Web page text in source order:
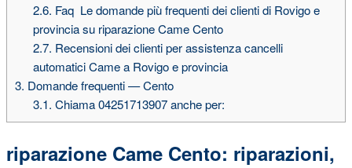
2.6. Faq  Le domande più frequenti dei clienti di Rovigo e
provincia su riparazione Came Cento
2.7. Recensioni dei clienti per assistenza cancelli
automatici Came a Rovigo e provincia
3. Domande frequenti — Cento
3.1. Chiama 04251713907 anche per:
riparazione Came Cento: riparazioni,